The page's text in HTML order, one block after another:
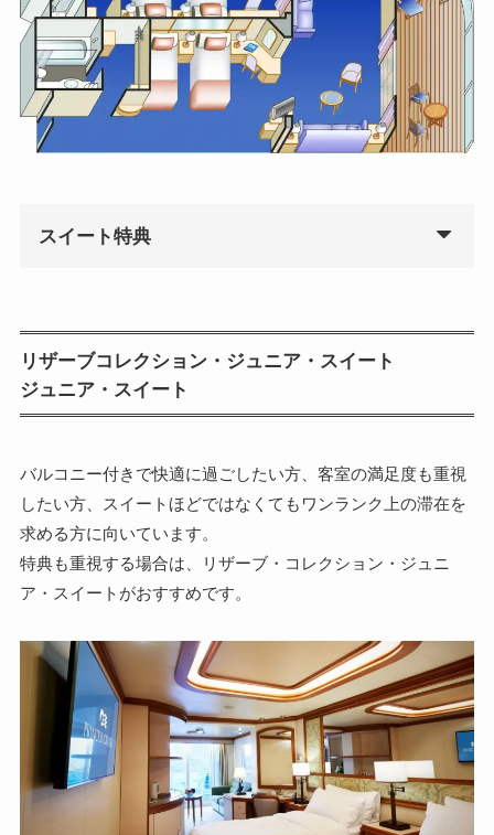
スイート特典
リザーブコレクション・ジュニア・スイート
ジュニア・スイート
バルコニー付きで快適に過ごしたい方、客室の満足度も重視
したい方、スイートほどではなくてもワンランク上の滞在を
求める方に向いています。
特典も重視する場合は、リザーブ・コレクション・ジュニ
ア・スイートがおすすめです。